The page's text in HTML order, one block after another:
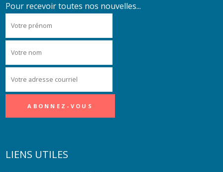
Pour recevoir toutes nos nouvelles...
LIENS UTILES